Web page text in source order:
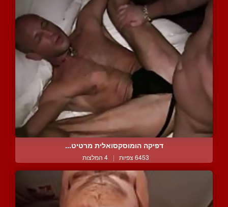
דפיקה הומוסקסואלית מרטיט...
6453 צפיות | 4 המלצות